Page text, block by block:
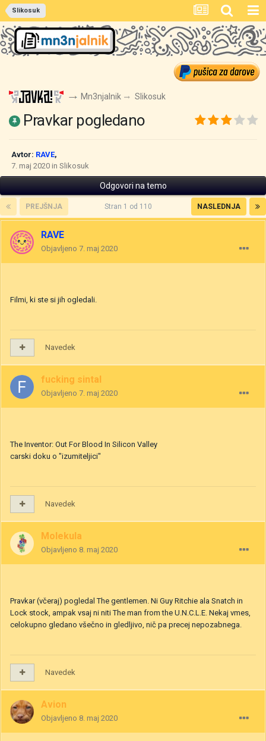
Slikosuk
Mn3njalnik Slikosuk
Pravkar pogledano
Avtor: RAVE,
7. maj 2020 in Slikosuk
Odgovori na temo
PREJŠNJA NASLEDNJA
Stran 1 od 110
RAVE
Objavljeno 7. maj 2020
Filmi, ki ste si jih ogledali.
Navedek
fucking sintal
Objavljeno 7. maj 2020
The Inventor: Out For Blood In Silicon Valley
carski doku o "izumiteljici"
Navedek
Molekula
Objavljeno 8. maj 2020
Pravkar (včeraj) pogledal The gentlemen. Ni Guy Ritchie ala Snatch in
Lock stock, ampak vsaj ni niti The man from the U.N.C.L.E. Nekaj vmes,
celokupno gledano všečno in gledljivo, nič pa precej nepozabnega.
Navedek
Avion
Objavljeno 8. maj 2020